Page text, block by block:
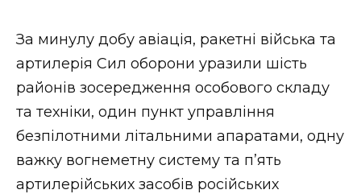
За минулу добу авіація, ракетні війська та
артилерія Сил оборони уразили шість
районів зосередження особового складу
та техніки, один пункт управління
безпілотними літальними апаратами, одну
важку вогнеметну систему та п’ять
артилерійських засобів російських